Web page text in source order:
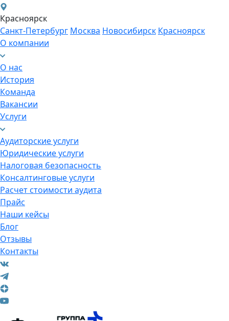
Красноярск
Санкт-Петербург Москва Новосибирск Красноярск
О компании
О нас
История
Команда
Вакансии
Услуги
Аудиторские услуги
Юридические услуги
Налоговая безопасность
Консалтинговые услуги
Расчет стоимости аудита
Прайс
Наши кейсы
Блог
Отзывы
Контакты